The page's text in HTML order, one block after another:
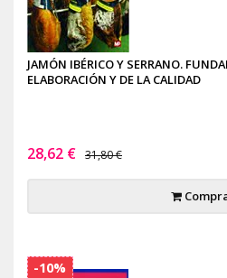
JAMÓN IBÉRICO Y SERRANO.
ELABORACIÓN Y DE LA CALIDAD
28,62 € 31,80 €
-10%